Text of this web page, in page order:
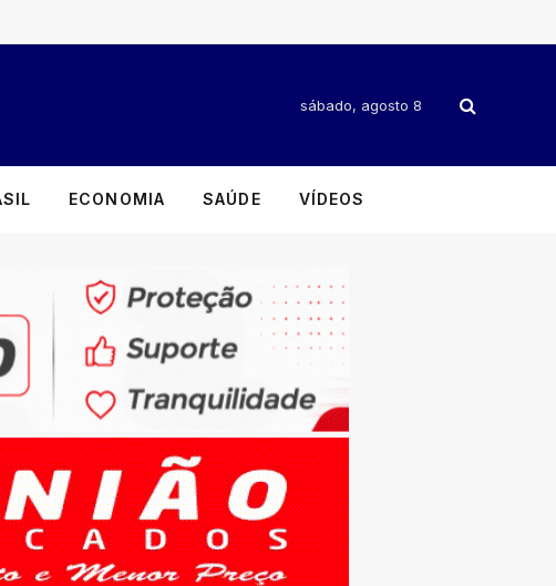
sábado, agosto 8
ECONOMIA SAÚDE VÍDEOS